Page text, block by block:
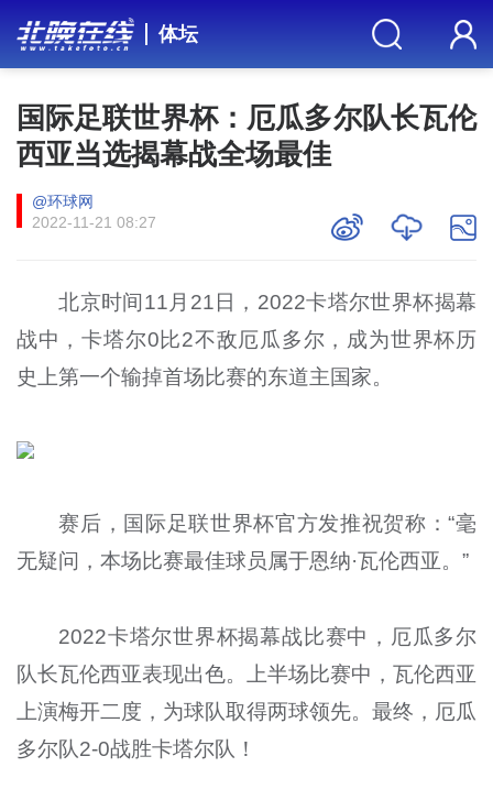
体坛
国际足联世界杯：厄瓜多尔队长瓦伦
西亚当选揭幕战全场最佳
@环球网
2022-11-21 08:27
北京时间11月21日，2022卡塔尔世界杯揭幕
战中，卡塔尔0比2不敌厄瓜多尔，成为世界杯历
史上第一个输掉首场比赛的东道主国家。
赛后，国际足联世界杯官方发推祝贺称：“毫
无疑问，本场比赛最佳球员属于恩纳·瓦伦西亚。”
2022卡塔尔世界杯揭幕战比赛中，厄瓜多尔
队长瓦伦西亚表现出色。上半场比赛中，瓦伦西亚
上演梅开二度，为球队取得两球领先。最终，厄瓜
多尔队2-0战胜卡塔尔队！